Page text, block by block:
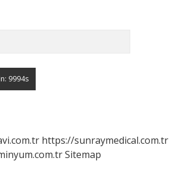
https://sunraymedical.com.tr
Sitemap